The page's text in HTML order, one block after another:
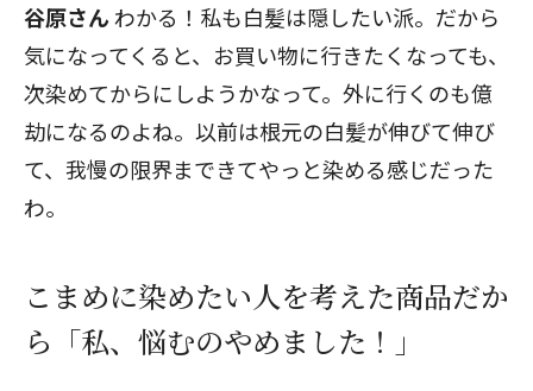
谷原さんわかる！私も白髪は隠したい派。だから
気になってくると、お買い物に行きたくなっても、
次染めてからにしようかなって。外に行くのも億
劫になるのよね。以前は根元の白髪が伸びて伸び
て、我慢の限界まできてやっと染める感じだった
わ。
こまめに染めたい人を考えた商品だか
ら「私、悩むのやめました！」